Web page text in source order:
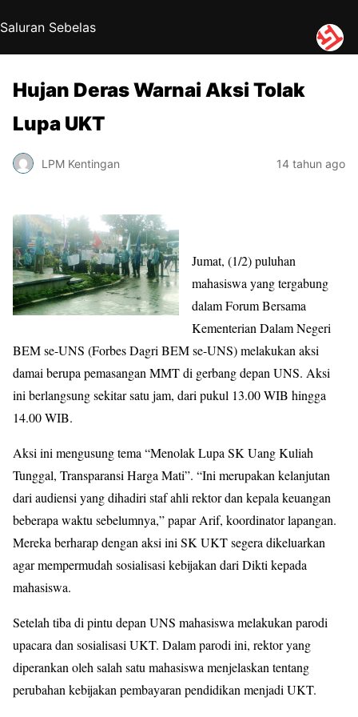
Saluran Sebelas
Hujan Deras Warnai Aksi Tolak
Lupa UKT
LPM Kentingan 14 tahun ago
Jumat, (1/2) puluhan
mahasiswa yang tergabung
dalam Forum Bersama
Kementerian Dalam Negeri
BEM se-UNS (Forbes Dagri BEM se-UNS) melakukan aksi
damai berupa pemasangan MMT di gerbang depan UNS. Aksi
ini berlangsung sekitar satu jam, dari pukul 13.00 WIB hingga
14.00 WIB.
Aksi ini mengusung tema “Menolak Lupa SK Uang Kuliah
Tunggal, Transparansi Harga Mati”. “Ini merupakan kelanjutan
dari audiensi yang dihadiri staf ahli rektor dan kepala keuangan
beberapa waktu sebelumnya,” papar Arif, koordinator lapangan.
Mereka berharap dengan aksi ini SK UKT segera dikeluarkan
agar mempermudah sosialisasi kebijakan dari Dikti kepada
mahasiswa.
Setelah tiba di pintu depan UNS mahasiswa melakukan parodi
upacara dan sosialisasi UKT. Dalam parodi ini, rektor yang
diperankan oleh salah satu mahasiswa menjelaskan tentang
perubahan kebijakan pembayaran pendidikan menjadi UKT.